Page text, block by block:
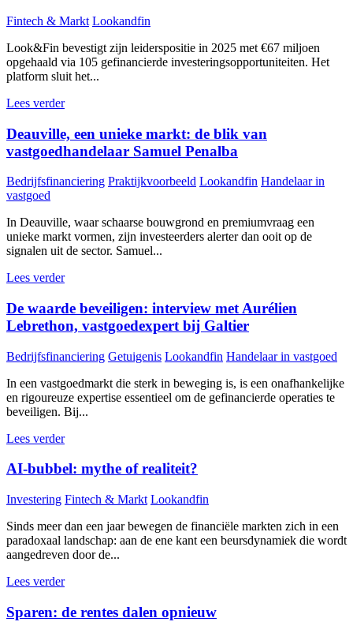
Fintech & Markt Lookandfin
Look&Fin bevestigt zijn leiderspositie in 2025 met €67 miljoen
opgehaald via 105 gefinancierde investeringsopportuniteiten. Het
platform sluit het...
Lees verder
Deauville, een unieke markt: de blik van
vastgoedhandelaar Samuel Penalba
Bedrijfsfinanciering Praktijkvoorbeeld Lookandfin Handelaar in
vastgoed
In Deauville, waar schaarse bouwgrond en premiumvraag een
unieke markt vormen, zijn investeerders alerter dan ooit op de
signalen uit de sector. Samuel...
Lees verder
De waarde beveiligen: interview met Aurélien
Lebrethon, vastgoedexpert bij Galtier
Bedrijfsfinanciering Getuigenis Lookandfin Handelaar in vastgoed
In een vastgoedmarkt die sterk in beweging is, is een onafhankelijke
en rigoureuze expertise essentieel om de gefinancierde operaties te
beveiligen. Bij...
Lees verder
AI-bubbel: mythe of realiteit?
Investering Fintech & Markt Lookandfin
Sinds meer dan een jaar bewegen de financiële markten zich in een
paradoxaal landschap: aan de ene kant een beursdynamiek die wordt
aangedreven door de...
Lees verder
Sparen: de rentes dalen opnieuw